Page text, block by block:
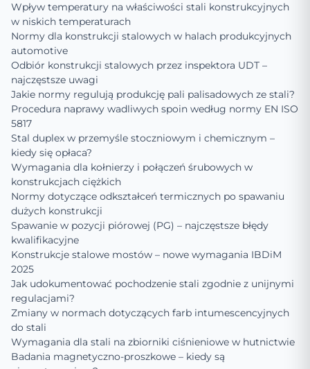
Wpływ temperatury na właściwości stali konstrukcyjnych
w niskich temperaturach
Normy dla konstrukcji stalowych w halach produkcyjnych
automotive
Odbiór konstrukcji stalowych przez inspektora UDT –
najczęstsze uwagi
Jakie normy regulują produkcję pali palisadowych ze stali?
Procedura naprawy wadliwych spoin według normy EN ISO
5817
Stal duplex w przemyśle stoczniowym i chemicznym –
kiedy się opłaca?
Wymagania dla kołnierzy i połączeń śrubowych w
konstrukcjach ciężkich
Normy dotyczące odkształceń termicznych po spawaniu
dużych konstrukcji
Spawanie w pozycji piórowej (PG) – najczęstsze błędy
kwalifikacyjne
Konstrukcje stalowe mostów – nowe wymagania IBDiM
2025
Jak udokumentować pochodzenie stali zgodnie z unijnymi
regulacjami?
Zmiany w normach dotyczących farb intumescencyjnych
do stali
Wymagania dla stali na zbiorniki ciśnieniowe w hutnictwie
Badania magnetyczno-proszkowe – kiedy są